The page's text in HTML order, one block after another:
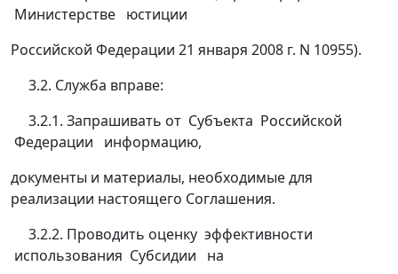
Министерстве юстиции
Российской Федерации 21 января 2008 г. N 10955).
3.2. Служба вправе:
3.2.1. Запрашивать от Субъекта Российской
Федерации информацию,
документы и материалы, необходимые для
реализации настоящего Соглашения.
3.2.2. Проводить оценку эффективности
использования Субсидии на